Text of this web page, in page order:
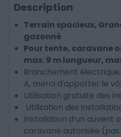
Installations du resort
Application du
des informations,
effectuer des réservations
Piscines extérieures de
Zone de recharge
électriques
Location de vélos (à
Description
Terrain spacieux,
gazonné
Pour tente, caravane
max. 9 m longueur,
Branchement électrique,
A, merci d'apporter le
Utilisation gratuite des
Utilisation des
Installation d’un auvent
caravane autorisée (pas